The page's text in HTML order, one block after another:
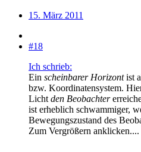
15. März 2011
#18
Ich schrieb:
Ein scheinbarer Horizontist
bzw. Koordinatensystem.
Licht den Beobachter
ist erheblich schwammiger,
Bewegungszustand des
Zum Vergrößern anklicken....